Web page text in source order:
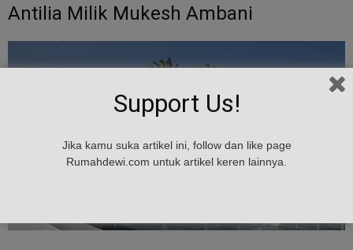
Antilia Milik Mukesh Ambani
Support Us!
Jika kamu suka artikel ini, follow dan like page
Rumahdewi.com untuk artikel keren lainnya.